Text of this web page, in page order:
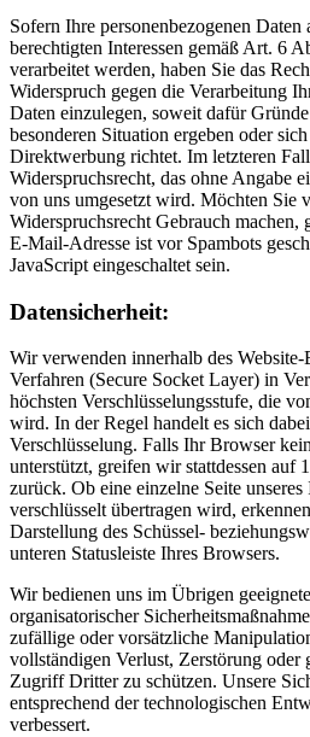
Sofern Ihre personenbezogenen
berechtigten Interessen gemäß Art. 6
verarbeitet werden, haben Sie das
Widerspruch gegen die Verarbeitung
Daten einzulegen, soweit dafür
besonderen Situation ergeben oder
Direktwerbung richtet. Im letzteren
Widerspruchsrecht, das ohne Angabe
von uns umgesetzt wird. Möchten Sie
Widerspruchsrecht Gebrauch machen,
E-Mail-Adresse ist vor Spambots
JavaScript eingeschaltet sein.
Datensicherheit:
Wir verwenden innerhalb des
Verfahren (Secure Socket Layer) in
höchsten Verschlüsselungsstufe, die
wird. In der Regel handelt es sich
Verschlüsselung. Falls Ihr Browser
unterstützt, greifen wir stattdessen auf
zurück. Ob eine einzelne Seite unseres
verschlüsselt übertragen wird,
Darstellung des Schüssel-
unteren Statusleiste Ihres Browsers.
Wir bedienen uns im Übrigen
organisatorischer
zufällige oder vorsätzliche
vollständigen Verlust, Zerstörung oder
Zugriff Dritter zu schützen. Unsere
entsprechend der technologischen
verbessert.